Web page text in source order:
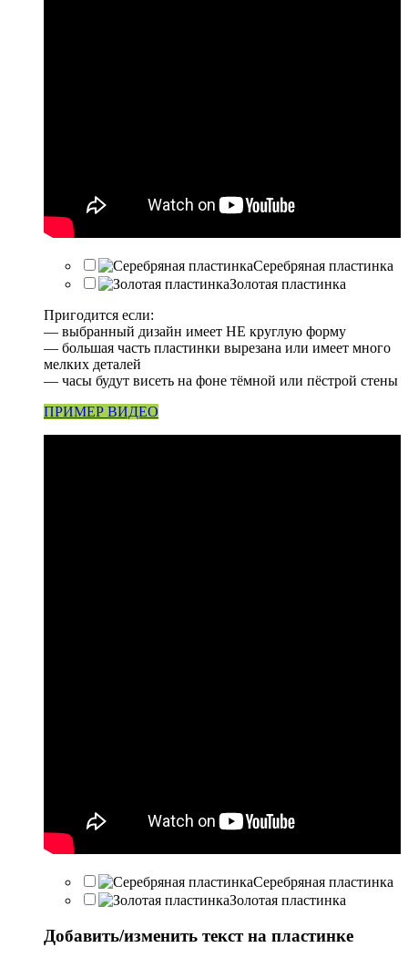
Серебряная пластинка
Золотая пластинка
Пригодится если:
— выбранный дизайн имеет НЕ круглую форму
— большая часть пластинки вырезана или имеет много
мелких деталей
— часы будут висеть на фоне тёмной или пёстрой стены
ПРИМЕР ВИДЕО
Серебряная пластинка
Золотая пластинка
Добавить/изменить текст на пластинке